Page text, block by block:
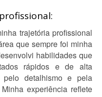
trajetória profissional
que sempre foi minha
habilidades que
rápidos e de alta
pelo detalhismo e pela
experiência reflete